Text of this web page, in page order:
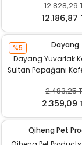
12.828,29
12.186,87
%5
Dayang
Dayang Yuvarlak
Sultan Papağanı
2.483,25
2.359,09
Qiheng Pet